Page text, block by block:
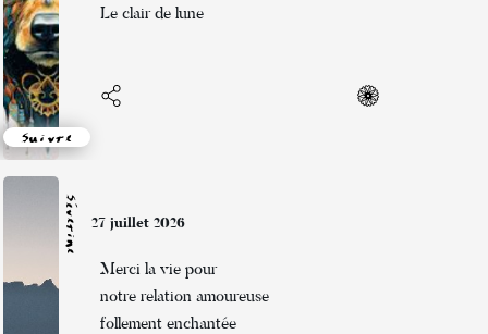
Suivre
Le clair de lune
Séverine 27 juillet 2026
Merci la vie pour
notre relation amoureuse
follement enchantée